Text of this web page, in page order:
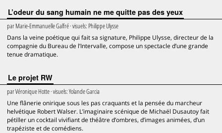
L’odeur du sang humain ne me quitte pas des yeux
parMarie-Emmanuelle Galfré· visuels: Philippe Ulysse
Dans la veine poétique qui fait sa signature, Philippe Ulysse, directeur de la
compagnie du Bureau de l’Intervalle, compose un spectacle d’une grande
tenue dramatique.
Le projet RW
parVéronique Hotte· visuels:Yolande Garcia
Une flânerie onirique sous les pas craquants et la pensée du marcheur
helvétique Robert Walser. L’imaginaire scénique de Michaël Dusautoy fait
pétiller un cocktail vivifiant de théâtre d’ombres, d’images animées, d’un
trapéziste et de comédiens.